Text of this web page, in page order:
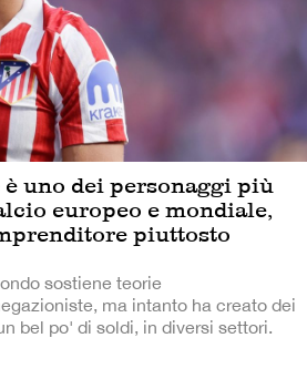
uno dei personaggi più
europeo e mondiale,
piuttosto
sostiene teorie
ma intanto ha creato dei
bel po' di soldi, in diversi settori.